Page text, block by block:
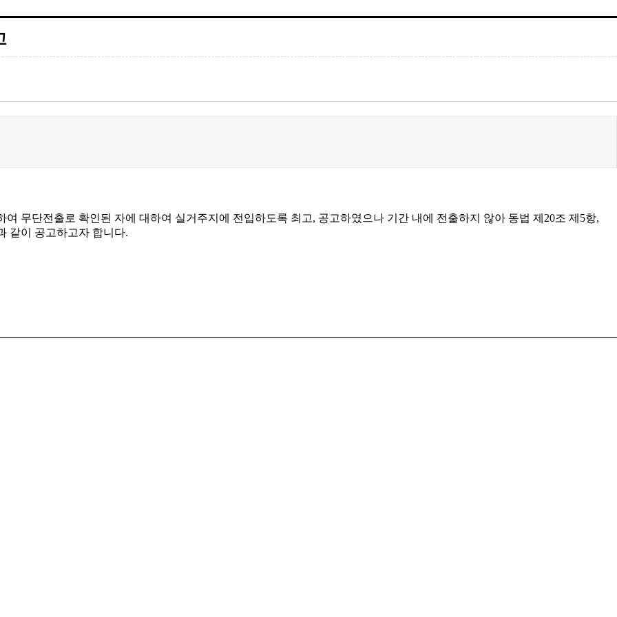
무단전출로 확인된 자에 대하여 실거주지에 전입하도록 최고, 공고하였으나 기간 내에 전출하지 않아 동법 제20조 제5항,
같이 공고하고자 합니다.